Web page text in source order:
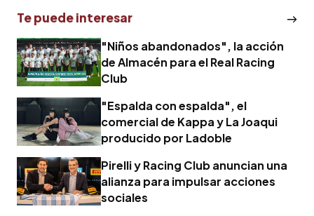
Te puede interesar
"Niños abandonados", la acción
de Almacén para el Real Racing
Club
"Espalda con espalda", el
comercial de Kappa y La Joaqui
producido por Ladoble
Pirelli y Racing Club anuncian una
alianza para impulsar acciones
sociales